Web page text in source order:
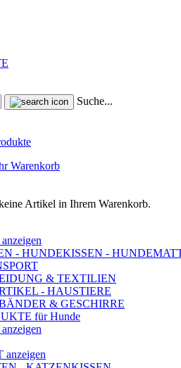
Suche...
Warenkorb
Artikel in Ihrem Warenkorb.
- HUNDEKISSEN -
& TEXTILIEN
- HAUSTIERE
& GESCHIRRE
für Hunde